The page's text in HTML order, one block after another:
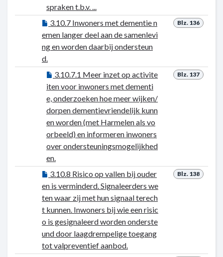
spraken t.b.v. ...
Blz. 136
3.10.7 Inwoners met dementie n
emen langer deel aan de samenlevi
ng en worden daarbij ondersteun
d.
Blz. 137
3.10.7.1 Meer inzet op activite
iten voor inwoners met dementi
e, onderzoeken hoe meer wijken/
dorpen dementievriendelijk kunn
en worden (met Harmelen als vo
orbeeld) en informeren inwoners
over ondersteuningsmogelijkhed
en.
Blz. 138
3.10.8 Risico op vallen bij ouder
en is verminderd. Signaleerders we
ten waar zij met hun signaal terech
t kunnen. Inwoners bij wie een risic
o is gesignaleerd worden onderste
und door laagdrempelige toegang
tot valpreventief aanbod.